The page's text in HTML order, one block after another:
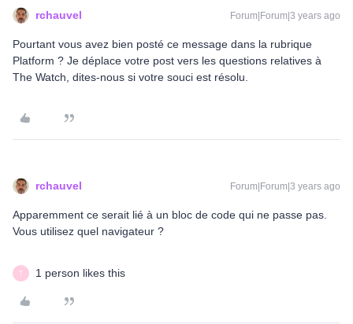
rchauvel Forum|Forum|3 years ago
Pourtant vous avez bien posté ce message dans la rubrique
Platform ? Je déplace votre post vers les questions relatives à
The Watch, dites-nous si votre souci est résolu.
rchauvel Forum|Forum|3 years ago
Apparemment ce serait lié à un bloc de code qui ne passe pas.
Vous utilisez quel navigateur ?
T 1 person likes this